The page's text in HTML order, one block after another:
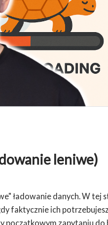
leniwe)
ładowanie danych. W tej
faktycznie ich
początkowym zapytaniu